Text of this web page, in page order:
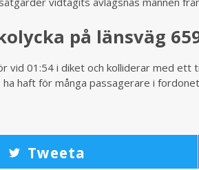
på länsväg
vid 01:54 i diket och kolliderar med ett
ha haft för många passagerare i
Tweeta